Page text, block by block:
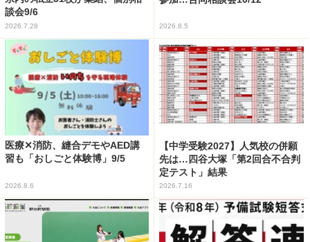
談会9/6
2026.7.28 2026.8.5
医療✕消防、縫合デモやAED講
習も「おしごと体験博」9/5
2026.8.6
【中学受験2027】人気校の併願
先は…四谷大塚「第2回合不合判
定テスト」結果
2026.7.16